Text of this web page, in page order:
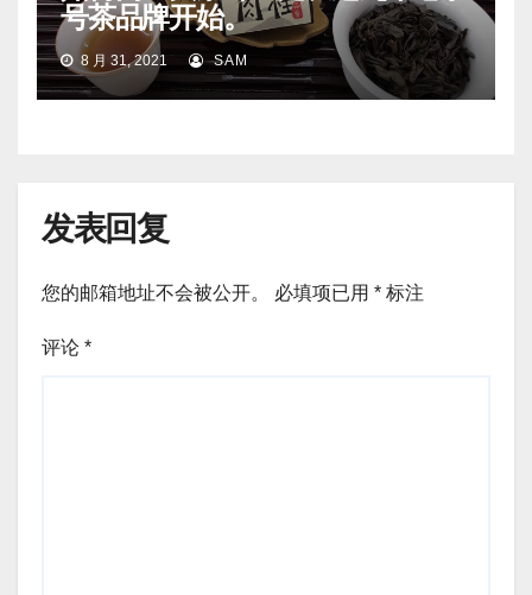
号茶品牌开始。
8 月 31, 2021 SAM
发表回复
您的邮箱地址不会被公开。 必填项已用 * 标注
评论 *